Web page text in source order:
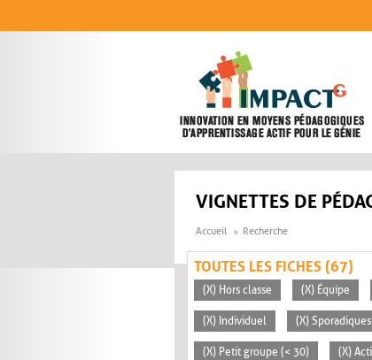
VIGNETTES DE
Accueil Recherche
TOUTES LES FICHES (67)
(X) Hors classe (X) Équipe
(X) Individuel (X) Sporadiques
(X) Petit groupe (< 30) (X)